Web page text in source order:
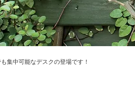
集中可能なデスクの登場です！